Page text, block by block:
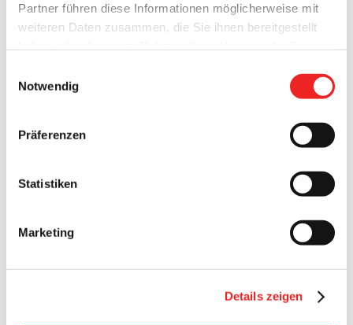
Partner führen diese Informationen möglicherweise mit
weiteren Daten zusammen, die Sie ihnen bereitgestellt
werden auch bei der Auswahl von
gesetzt.
Notwendig
Präferenzen
Statistiken
Marketing
Details zeigen
mit vielen Attraktionen:
Die Feuerwehr kommt mit zwei Löschzügen und die Kinder